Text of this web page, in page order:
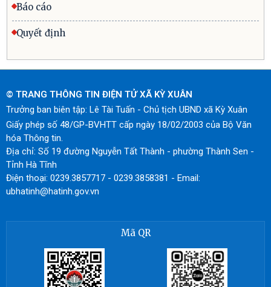
Báo cáo
Quyết định
© TRANG THÔNG TIN ĐIỆN TỬ XÃ KỲ XUÂN
Trưởng ban biên tập: Lê Tài Tuấn - Chủ tịch UBND xã Kỳ Xuân
Giấy phép số 48/GP-BVHTT cấp ngày 18/02/2003 của Bộ Văn
hóa Thông tin.
Địa chỉ: Số 19 đường Nguyễn Tất Thành - phường Thành Sen -
Tỉnh Hà Tĩnh
Điện thoại: 0239.3857717 - 0239.3858381 - Email:
ubhatinh@hatinh.gov.vn
Mã QR